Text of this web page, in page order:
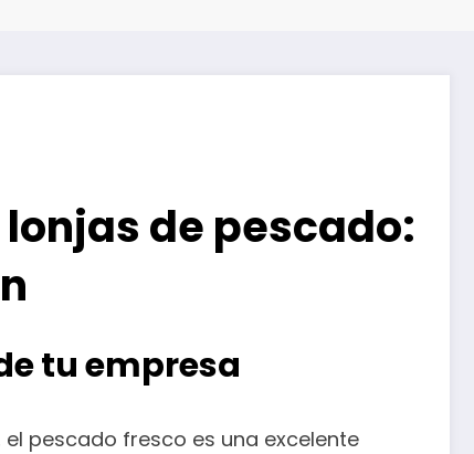
de pescado:
tu empresa
pescado fresco es una excelente